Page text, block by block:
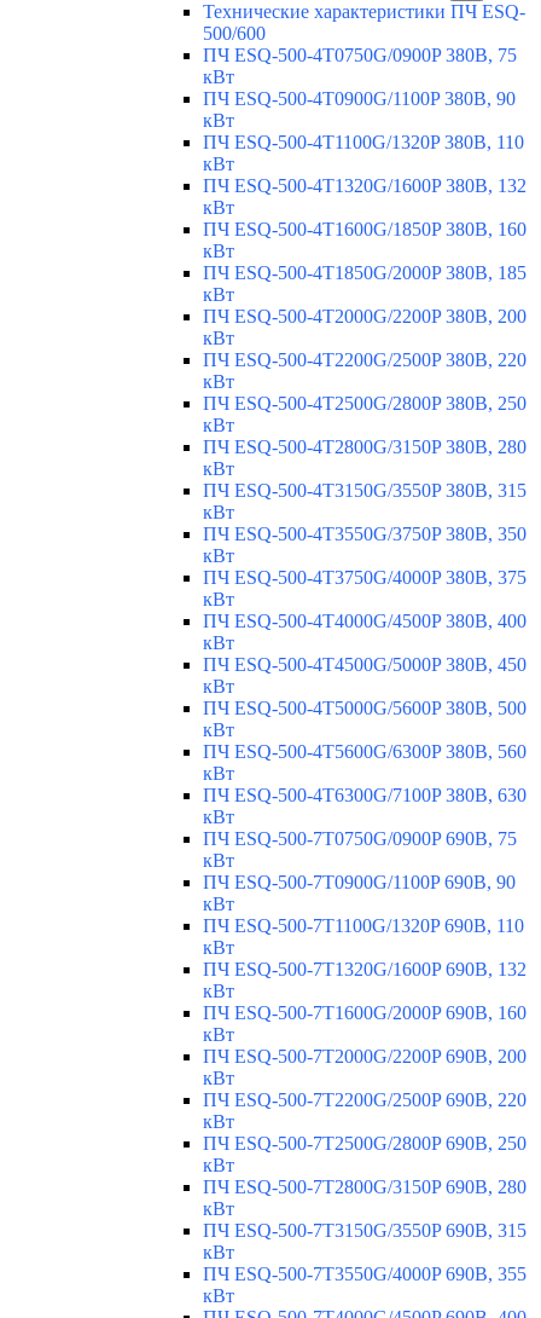
Технические характеристики ПЧ ESQ-
500/600
ПЧ ESQ-500-4T0750G/0900P 380В, 75
кВт
ПЧ ESQ-500-4T0900G/1100P 380В, 90
кВт
ПЧ ESQ-500-4T1100G/1320P 380В, 110
кВт
ПЧ ESQ-500-4T1320G/1600P 380В, 132
кВт
ПЧ ESQ-500-4T1600G/1850P 380В, 160
кВт
ПЧ ESQ-500-4T1850G/2000P 380В, 185
кВт
ПЧ ESQ-500-4T2000G/2200P 380В, 200
кВт
ПЧ ESQ-500-4T2200G/2500P 380В, 220
кВт
ПЧ ESQ-500-4T2500G/2800P 380В, 250
кВт
ПЧ ESQ-500-4T2800G/3150P 380В, 280
кВт
ПЧ ESQ-500-4T3150G/3550P 380В, 315
кВт
ПЧ ESQ-500-4T3550G/3750P 380В, 350
кВт
ПЧ ESQ-500-4T3750G/4000P 380В, 375
кВт
ПЧ ESQ-500-4T4000G/4500P 380В, 400
кВт
ПЧ ESQ-500-4T4500G/5000P 380В, 450
кВт
ПЧ ESQ-500-4T5000G/5600P 380В, 500
кВт
ПЧ ESQ-500-4T5600G/6300P 380В, 560
кВт
ПЧ ESQ-500-4T6300G/7100P 380В, 630
кВт
ПЧ ESQ-500-7T0750G/0900P 690В, 75
кВт
ПЧ ESQ-500-7T0900G/1100P 690В, 90
кВт
ПЧ ESQ-500-7T1100G/1320P 690В, 110
кВт
ПЧ ESQ-500-7T1320G/1600P 690В, 132
кВт
ПЧ ESQ-500-7T1600G/2000P 690В, 160
кВт
ПЧ ESQ-500-7T2000G/2200P 690В, 200
кВт
ПЧ ESQ-500-7T2200G/2500P 690В, 220
кВт
ПЧ ESQ-500-7T2500G/2800P 690В, 250
кВт
ПЧ ESQ-500-7T2800G/3150P 690В, 280
кВт
ПЧ ESQ-500-7T3150G/3550P 690В, 315
кВт
ПЧ ESQ-500-7T3550G/4000P 690В, 355
кВт